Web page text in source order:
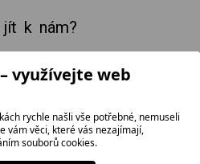
jít k nám?
doprava
a profesionální
využívejte web
rychle našli vše potřebné, nemuseli
vám věci, které vás nezajímají,
souborů cookies.